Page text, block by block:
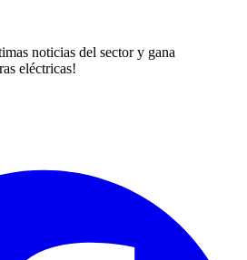
noticias del sector y gana
eléctricas!